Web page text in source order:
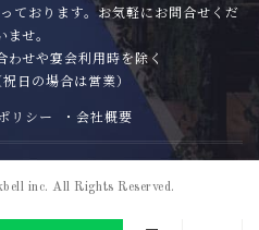
ております。お気軽にお問合せくだ
ませ。
せや宴会利用時を除く
日の場合は営業）
リシー
・会社概要
inc. All Rights Reserved.